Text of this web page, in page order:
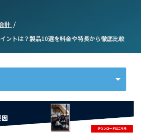
計
ントは？製品10選を料金や特長から徹底比較